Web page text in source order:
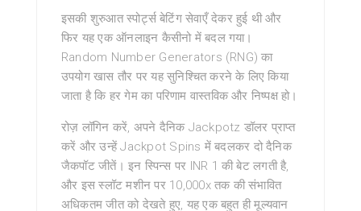
इसकी शुरुआत स्पोर्ट्स बेटिंग सेवाएँ देकर हुई थी और
फिर यह एक ऑनलाइन कैसीनो में बदल गया।
Random Number Generators (RNG) का
उपयोग खास तौर पर यह सुनिश्चित करने के लिए किया
जाता है कि हर गेम का परिणाम वास्तविक और निष्पक्ष हो।
रोज़ लॉगिन करें, अपने दैनिक Jackpotz डॉलर प्राप्त
करें और उन्हें Jackpot Spins में बदलकर दो दैनिक
जैकपॉट जीतें। इन स्पिन्स पर INR 1 की बेट लगती है,
और इस स्लॉट मशीन पर 10,000x तक की संभावित
अधिकतम जीत को देखते हुए, यह एक बहुत ही मूल्यवान